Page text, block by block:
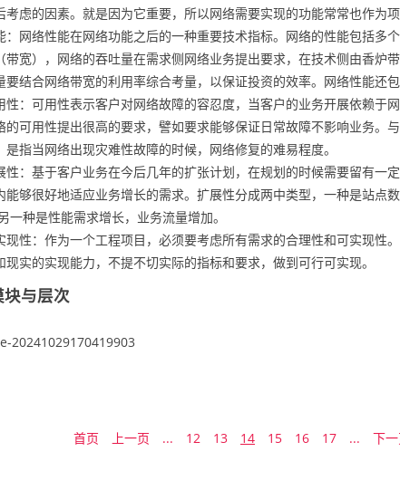
考虑的因素。就是因为它重要，所以网络需要实现的功能常常也作为项
：网络性能在网络功能之后的一种重要技术指标。网络的性能包括多
带宽），网络的吞吐量在需求侧网络业务提出要求，在技术侧由香炉
要结合网络带宽的利用率综合考量，以保证投资的效率。网络性能还
性：可用性表示客户对网络故障的容忍度，当客户的业务开展依赖于
的可用性提出很高的要求，譬如要求能够保证日常故障不影响业务。
是指当网络出现灾难性故障的时候，网络修复的难易程度。
性：基于客户业务在今后几年的扩张计划，在规划的时候需要留有一
能够很好地适应业务增长的需求。扩展性分成两中类型，一种是站点
一种是性能需求增长，业务流量增加。
现性：作为一个工程项目，必须要考虑所有需求的合理性和可实现性
现实的实现能力，不提不切实际的指标和要求，做到可行可实现。
块与层次
首页 上一页 ... 12 13 14 15 16 17 ... 下